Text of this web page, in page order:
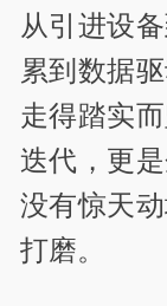
从引进设
累到数据
走得踏实
迭代，更
没有惊天
打磨。